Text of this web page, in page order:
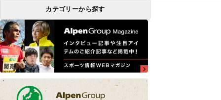
カテゴリーから探す